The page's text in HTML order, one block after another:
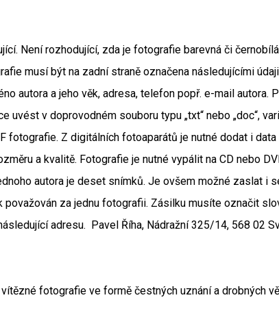
Není rozhodující, zda je fotografie barevná či
musí být na zadní straně označena následujícími
autora a jeho věk, adresa, telefon popř. e-mail autora.
uvést v doprovodném souboru typu „txt“ nebo „doc“,
fotografie. Z digitálních fotoaparátů je nutné dodat i
a kvalitě. Fotografie je nutné vypálit na CD nebo
autora je deset snímků. Je ovšem možné zaslat i
za jednu fotografii. Zásilku musíte označit
adresu. Pavel Říha, Nádražní 325/14, 568 02
fotografie ve formě čestných uznání a drobných